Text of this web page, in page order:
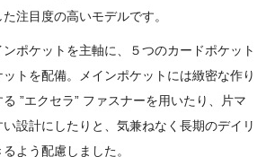
注目度の高いモデルです。
ポケットを主軸に、５つのカードポケット
トを配備。メインポケットには緻密な作り
”エクセラ” ファスナーを用いたり、片マ
設計にしたりと、気兼ねなく長期のデイリ
よう配慮しました。